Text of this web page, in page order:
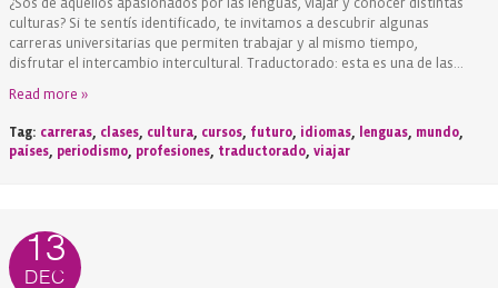
¿Sos de aquellos apasionados por las lenguas, viajar y conocer distintas
culturas? Si te sentís identificado, te invitamos a descubrir algunas
carreras universitarias que permiten trabajar y al mismo tiempo,
disfrutar el intercambio intercultural. Traductorado: esta es una de las...
Read more »
Tag: carreras, clases, cultura, cursos, futuro, idiomas, lenguas, mundo,
países, periodismo, profesiones, traductorado, viajar
13
DEC